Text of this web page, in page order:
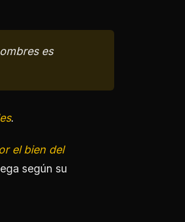
es
.
el bien del
según su